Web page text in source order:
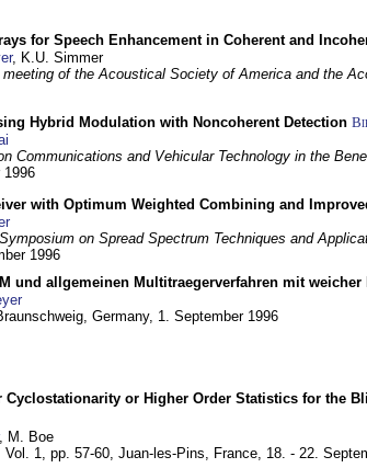
for Speech Enhancement in Coherent and
, K.U. Simmer
of the Acoustical Society of America and the
Hybrid Modulation with Noncoherent Detection
Communications and Vehicular Technology in the
1996
with Optimum Weighted Combining and
on Spread Spectrum Techniques and
1996
und allgemeinen Multitraegerverfahren mit
Germany, 1. September 1996
Cyclostationarity or Higher Order Statistics for the
, M. Boe
Vol. 1, pp. 57-60, Juan-les-Pins, France, 18. - 22.